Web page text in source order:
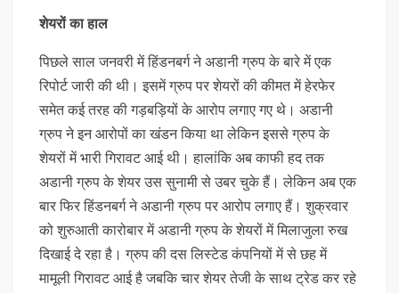
शेयरों का हाल
पिछले साल जनवरी में हिंडनबर्ग ने अडानी ग्रुप के बारे में एक
रिपोर्ट जारी की थी। इसमें ग्रुप पर शेयरों की कीमत में हेरफेर
समेत कई तरह की गड़बड़ियों के आरोप लगाए गए थे। अडानी
ग्रुप ने इन आरोपों का खंडन किया था लेकिन इससे ग्रुप के
शेयरों में भारी गिरावट आई थी। हालांकि अब काफी हद तक
अडानी ग्रुप के शेयर उस सुनामी से उबर चुके हैं। लेकिन अब एक
बार फिर हिंडनबर्ग ने अडानी ग्रुप पर आरोप लगाए हैं। शुक्रवार
को शुरुआती कारोबार में अडानी ग्रुप के शेयरों में मिलाजुला रुख
दिखाई दे रहा है। ग्रुप की दस लिस्टेड कंपनियों में से छह में
मामूली गिरावट आई है जबकि चार शेयर तेजी के साथ ट्रेड कर रहे